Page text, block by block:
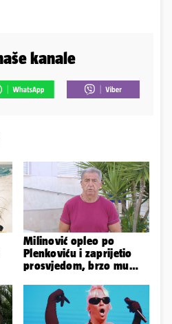
kanale
Milinović opleo po
Plenkoviću i zaprijetio
prosvjedom, brzo mu
Gospića